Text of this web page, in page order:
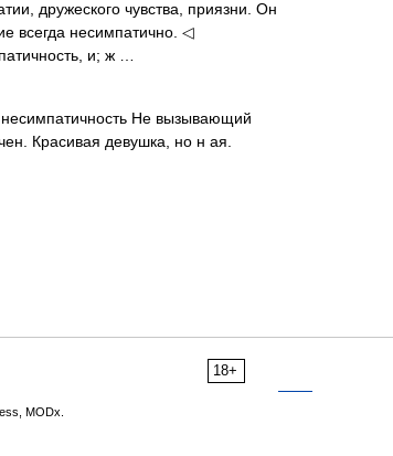
дружеского чувства, приязни. Он
всегда несимпатично. ◁
и; ж …
Не вызывающий
Красивая девушка, но н ая.
18+
MODx.